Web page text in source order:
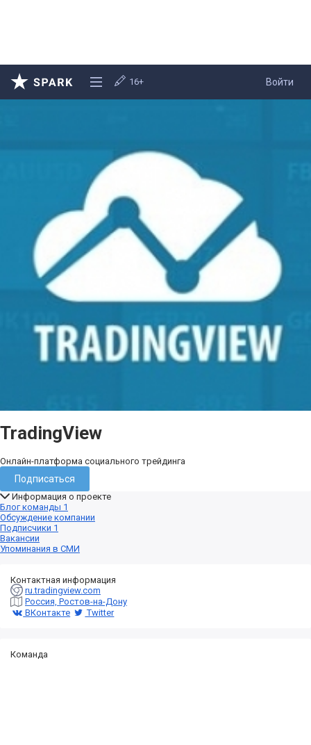
Войти
16+
TradingView
Онлайн-платформа социального трейдинга
Подписаться
Информация о проекте
Блог команды 1
Обсуждение компании
Подписчики 1
Вакансии
Упоминания в СМИ
Контактная информация
ru.tradingview.com
Россия, Ростов-на-Дону
ВКонтакте
Twitter
Команда